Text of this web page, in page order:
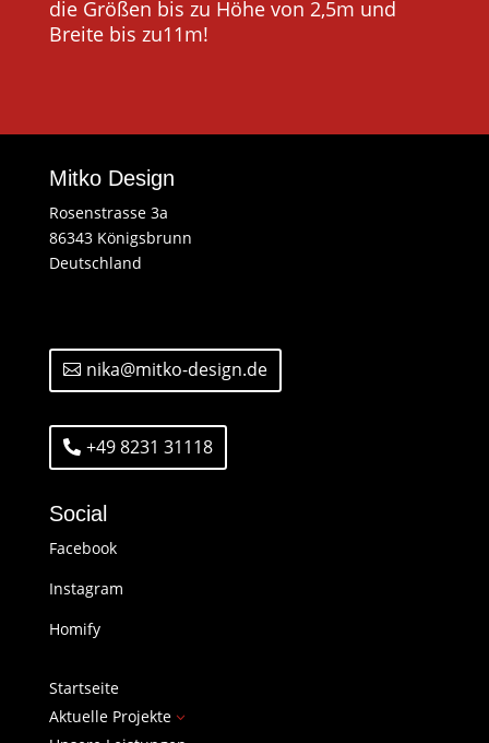
die Größen bis zu Höhe von 2,5m und
Breite bis zu11m!
Mitko Design
Rosenstrasse 3a
86343 Königsbrunn
Deutschland
nika@mitko-design.de
+49 8231 31118
Social
Facebook
Instagram
Homify
Startseite
Aktuelle Projekte3